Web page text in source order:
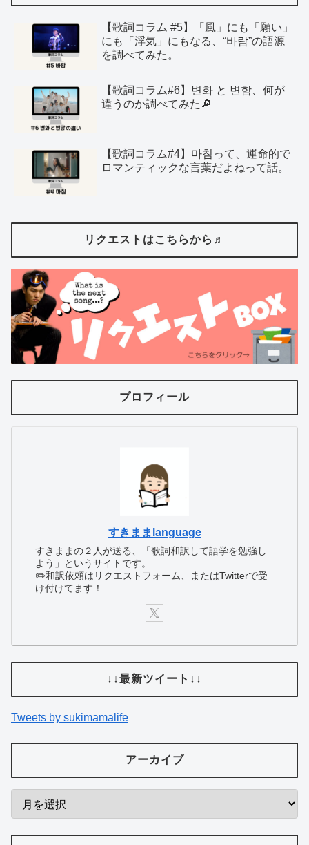
【歌詞コラム #5】「風」にも「願い」
にも「浮気」にもなる、“바람”の語源
を調べてみた。
【歌詞コラム#6】변화 と 변함、何が
違うのか調べてみた🔎
【歌詞コラム#4】마침って、運命的で
ロマンティックな言葉だよねって話。
リクエストはこちらから♬
プロフィール
すきままlanguage
すきままの２人が送る、「歌詞和訳して語学を勉強し
よう」というサイトです。
✏️和訳依頼はリクエストフォーム、またはTwitterで受
け付けてます！
↓↓最新ツイート↓↓
Tweets by sukimamalife
アーカイブ